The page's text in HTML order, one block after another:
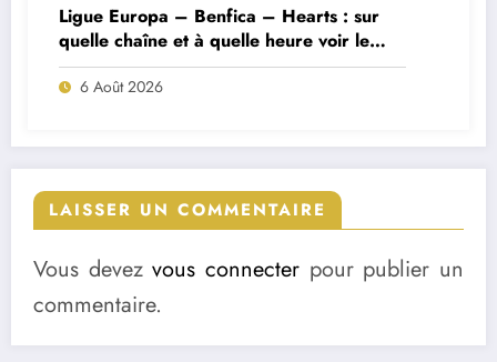
Ligue Europa – Benfica – Hearts : sur
quelle chaîne et à quelle heure voir le
match ?
6 Août 2026
LAISSER UN COMMENTAIRE
Vous devezvous connecter pour publier un
commentaire.